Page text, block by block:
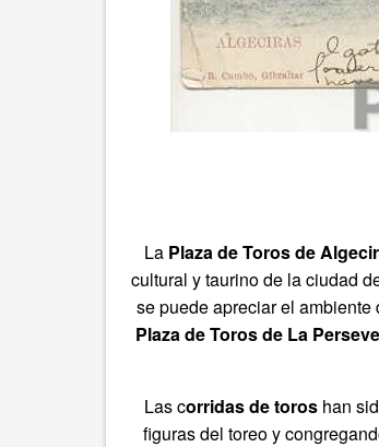
La Plaza de Toros de
cultural y taurino de la ciudad
se puede apreciar el ambiente
Plaza de Toros de La
Las corridas de toros han
figuras del toreo y